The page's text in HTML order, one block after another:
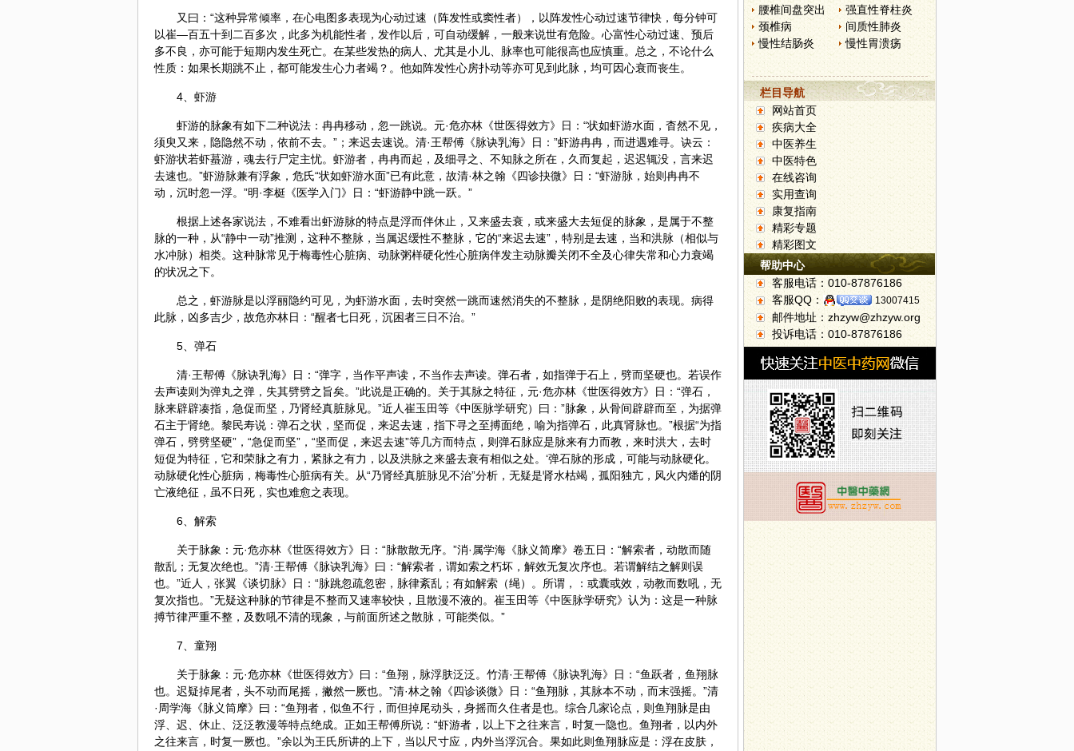
又曰：“这种异常倾率，在心电图多表现为心动过速（阵发性或窦性者），以阵发性心动过速节律快，每分钟可
以崔—百五十到二百多次，此多为机能性者，发作以后，可自动缓解，一般来说世有危险。心富性心动过速、预后
多不良，亦可能于短期内发生死亡。在某些发热的病人、尤其是小儿、脉率也可能很高也应慎重。总之，不论什么
性质：如果长期跳不止，都可能发生心力者竭？。他如阵发性心房扑动等亦可见到此脉，均可因心衰而丧生。
4、虾游
虾游的脉象有如下二种说法：冉冉移动，忽一跳说。元·危亦林《世医得效方》日：“状如虾游水面，杳然不见，
须臾又来，隐隐然不动，依前不去。”；来迟去速说。清·王帮傅《脉诀乳海》日：”虾游冉冉，而进遇难寻。诀云：
虾游状若虾蟇游，魂去行尸定主忧。虾游者，冉冉而起，及细寻之、不知脉之所在，久而复起，迟迟辄没，言来迟
去速也。”虾游脉兼有浮象，危氏“状如虾游水面”已有此意，故清·林之翰《四诊抉微》日：“虾游脉，始则冉冉不
动，沉时忽一浮。”明·李梃《医学入门》日：“虾游静中跳一跃。”
根据上述各家说法，不难看出虾游脉的特点是浮而伴休止，又来盛去衰，或来盛大去短促的脉象，是属于不整
脉的一种，从“静中一动”推测，这种不整脉，当属迟缓性不整脉，它的“来迟去速”，特别是去速，当和洪脉（相似与
水冲脉）相类。这种脉常见于梅毒性心脏病、动脉粥样硬化性心脏病伴发主动脉瓣关闭不全及心律失常和心力衰竭
的状况之下。
总之，虾游脉是以浮丽隐约可见，为虾游水面，去时突然一跳而速然消失的不整脉，是阴绝阳败的表现。病得
此脉，凶多吉少，故危亦林日：“醒者七日死，沉困者三日不治。”
5、弹石
清·王帮傅《脉诀乳海》日：“弹字，当作平声读，不当作去声读。弹石者，如指弹于石上，劈而坚硬也。若误作
去声读则为弹丸之弹，失其劈劈之旨矣。”此说是正确的。关于其脉之特征，元·危亦林《世医得效方》日：“弹石，
脉来辟辟凑指，急促而坚，乃肾经真脏脉见。”近人崔玉田等《中医脉学研究）曰：”脉象，从骨间辟辟而至，为据弹
石主于肾绝。黎民寿说：弹石之状，坚而促，来迟去速，指下寻之至搏面绝，喻为指弹石，此真肾脉也。”根据“为指
弹石，劈劈坚硬”，“急促而坚”，“坚而促，来迟去速”等几方而特点，则弹石脉应是脉来有力而教，来时洪大，去时
短促为特征，它和荣脉之有力，紧脉之有力，以及洪脉之来盛去衰有相似之处。‘弹石脉的形成，可能与动脉硬化。
动脉硬化性心脏病，梅毒性心脏病有关。从“乃肾经真脏脉见不治”分析，无疑是肾水枯竭，孤阳独亢，风火内燔的阴
亡液绝征，虽不日死，实也难愈之表现。
6、解索
关于脉象：元·危亦林《世医得效方》日：“脉散散无序。”消·属学海《脉义简摩》卷五日：“解索者，动散而随
散乱；无复次绝也。”清·王帮傅《脉诀乳海》曰：“解索者，谓如索之朽坏，解效无复次序也。若谓解结之解则误
也。”近人，张翼《谈切脉》日：“脉跳忽疏忽密，脉律紊乱；有如解索（绳）。所谓，：或囊或效，动教而数吼，无
复次指也。”无疑这种脉的节律是不整而又速率较快，且散漫不液的。崔玉田等《中医脉学研究》认为：这是一种脉
搏节律严重不整，及数吼不清的现象，与前面所述之散脉，可能类似。”
7、童翔
关于脉象：元·危亦林《世医得效方》曰：“鱼翔，脉浮肤泛泛。竹清·王帮傅《脉诀乳海》日：“鱼跃者，鱼翔脉
也。迟疑掉尾者，头不动而尾摇，撇然一厥也。”清·林之翰《四诊谈微》日：“鱼翔脉，其脉本不动，而末强摇。”清
·周学海《脉义筒摩》曰：“鱼翔者，似鱼不行，而但掉尾动头，身摇而久住者是也。综合几家论点，则鱼翔脉是由
浮、迟、休止、泛泛教漫等特点绝成。正如王帮傅所说：“虾游者，以上下之往来言，时复一隐也。鱼翔者，以内外
之往来言，时复一厥也。”余以为王氏所讲的上下，当以尺寸应，内外当浮沉合。果如此则鱼翔脉应是：浮在皮肤，
腰椎间盘突出
强直性脊柱炎
颈椎病
间质性肺炎
慢性结肠炎
慢性胃溃疡
栏目导航
网站首页
疾病大全
中医养生
中医特色
在线咨询
实用查询
康复指南
精彩专题
精彩图文
帮助中心
客服电话：010-87876186
客服QQ：
13007415
邮件地址：zhzyw@zhzyw.org
投诉电话：010-87876186